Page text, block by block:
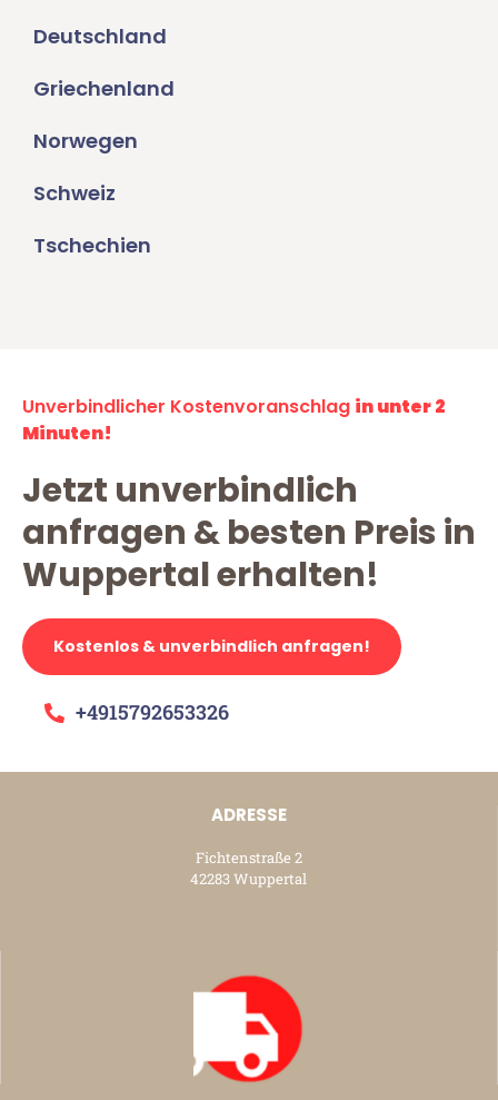
Deutschland
Griechenland
Norwegen
Schweiz
Tschechien
Unverbindlicher Kostenvoranschlag in unter 2
Minuten!
Jetzt unverbindlich
anfragen & besten Preis in
Wuppertal erhalten!
Kostenlos & unverbindlich anfragen!
+4915792653326
ADRESSE
Fichtenstraße 2
42283 Wuppertal